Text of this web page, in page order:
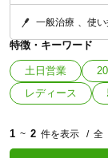
一般治療 使い
特徴・キーワード
土日営業
レディース
1 ~ 2 件を表示 全
「健